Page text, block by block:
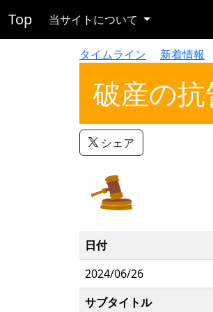
Top 当サイトについて
タイムライン 新着情報
破産の
シェア
日付
2024/06/26
サブタイトル